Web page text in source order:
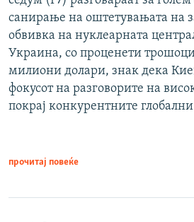
санирање на оштетувањата на
обвивка на нуклеарната
Украина, со проценети трошоци
милиони долари, знак дека
фокусот на разговорите на
покрај конкурентните
прочитај повеќе